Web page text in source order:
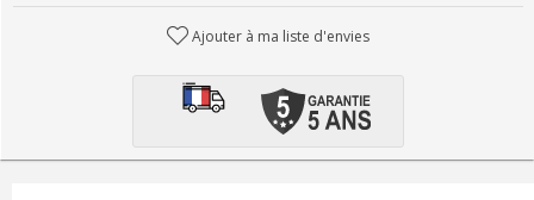
Ajouter à ma liste d'envies